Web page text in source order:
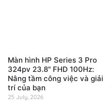
Màn hình HP Series 3 Pro
324pv 23.8" FHD 100Hz:
Nâng tầm công việc và giải
trí của bạn
25 July, 2026